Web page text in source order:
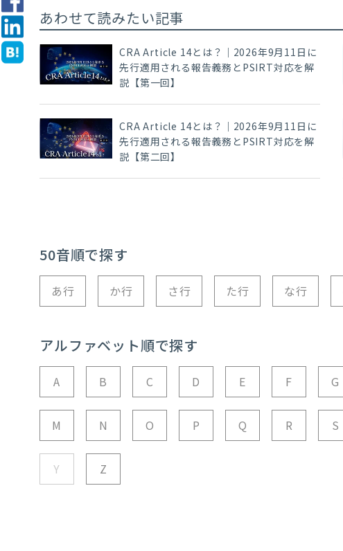
あわせて読みたい記事
CRA Article 14とは？｜2026年9月11日に
先行適用される報告義務とPSIRT対応を解
説【第一回】
CRA Article 14とは？｜2026年9月11日に
先行適用される報告義務とPSIRT対応を解
説【第二回】
50音順で探す
あ行 か行 さ行 た行 な行
アルファベット順で探す
A B C D E F G
M N O P Q R S
Y Z